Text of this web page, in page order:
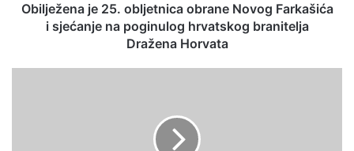
Obilježena je 25. obljetnica obrane Novog Farkašića
i sjećanje na poginulog hrvatskog branitelja
Dražena Horvata